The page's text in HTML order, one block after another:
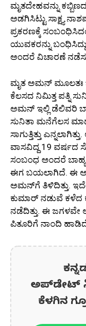
ಮೃತದೇಹವನ್ನು
ಅಡಗಿಸಿಟ್ಟು ಸಾಕ್ಷ್ಯ
ಪ್ರಕರಣಕ್ಕೆ
ಯುವಕರನ್ನು
ಅಂದರೆ ವಿಚಾರಣೆ
ಮೃತ ಅಮನ್ ಮೂಲತಃ
ಕೆಲಸದ ನಿಮಿತ್ತ ಪತ್ನಿ
ಅಮನ್ ಇಲ್ಲಿ ಡೆಲಿವರಿ
ಸುನಿತಾ ಮನೆಗೆಲಸ
ಸಾಗುತ್ತಿತ್ತು
ವಾಸವಿದ್ದ 19 ವರ್ಷದ
ಸಂಬಂಧ ಅಂದರೆ
ಈಗ ಬಯಲಾಗಿದೆ. ಈ
ಅಮನ್‌ಗೆ ತಿಳಿದಿತ್ತು.
ಕುಮಾರ್ ನಡುವೆ ಕಳೆದ
ನಡೆದಿತ್ತು. ಈ
ಪಿತೂರಿಗೆ ನಾಂದಿ
ಕನ್ನಡ
ಅಪ್‌ಡೇಟ್‌
ಕೆಳಗಿನ